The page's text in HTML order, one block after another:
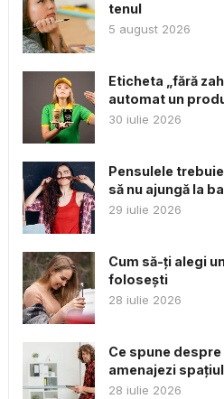
tenul
5 august 2026
Eticheta „fără
automat un
30 iulie 2026
Pensulele
să nu ajungă la
29 iulie 2026
Cum să-ți alegi
folosești
28 iulie 2026
Ce spune
amenajezi
28 iulie 2026